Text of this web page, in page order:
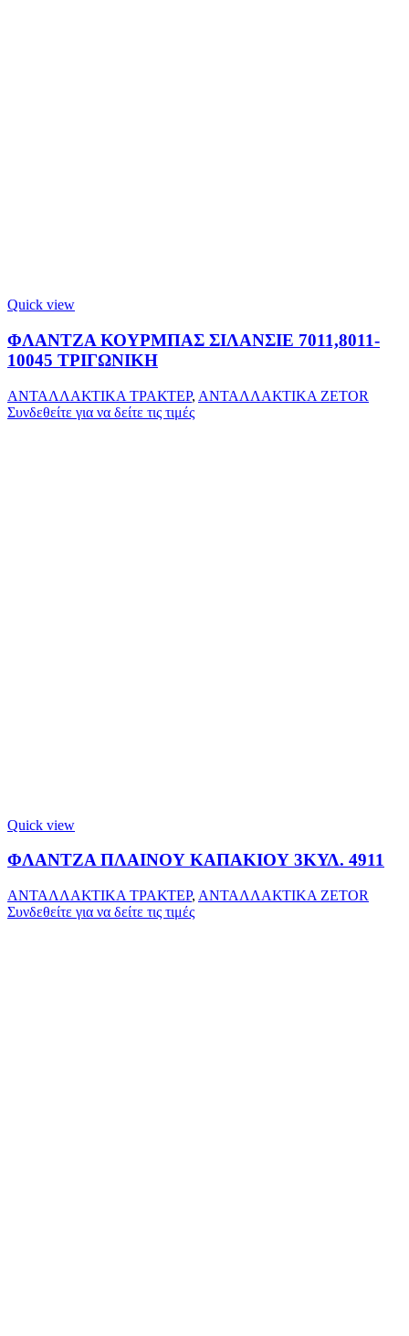
Quick view
ΦΛΑΝΤΖΑ ΚΟΥΡΜΠΑΣ ΣΙΛΑΝΣΙΕ 7011,8011-
10045 ΤΡΙΓΩΝΙΚΗ
ΑΝΤΑΛΛΑΚΤΙΚΑ ΤΡΑΚΤΕΡ, ΑΝΤΑΛΛΑΚΤΙΚΑ ZETOR
Συνδεθείτε για να δείτε τις τιμές
Quick view
ΦΛΑΝΤΖΑ ΠΛΑΙΝΟΥ ΚΑΠΑΚΙΟΥ 3ΚΥΛ. 4911
ΑΝΤΑΛΛΑΚΤΙΚΑ ΤΡΑΚΤΕΡ, ΑΝΤΑΛΛΑΚΤΙΚΑ ZETOR
Συνδεθείτε για να δείτε τις τιμές